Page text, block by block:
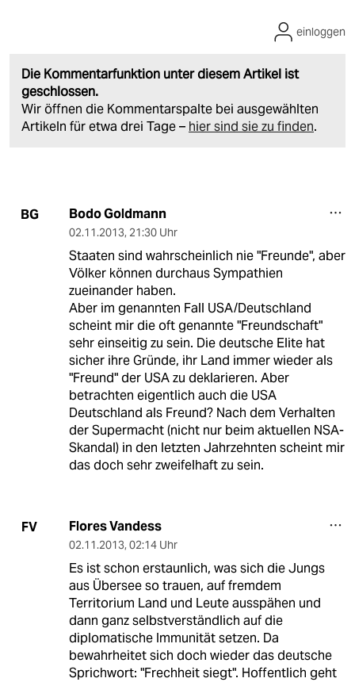
Die Kommentarfunktion unter diesem Artikel ist
geschlossen.
Wir öffnen die Kommentarspalte bei ausgewählten
Artikeln für etwa drei Tage – hier sind sie zu finden.
einloggen
BG Bodo Goldmann
02.11.2013, 21:30 Uhr
Staaten sind wahrscheinlich nie "Freunde", aber
Völker können durchaus Sympathien
zueinander haben.
Aber im genannten Fall USA/Deutschland
scheint mir die oft genannte "Freundschaft"
sehr einseitig zu sein. Die deutsche Elite hat
sicher ihre Gründe, ihr Land immer wieder als
"Freund" der USA zu deklarieren. Aber
betrachten eigentlich auch die USA
Deutschland als Freund? Nach dem Verhalten
der Supermacht (nicht nur beim aktuellen NSA-
Skandal) in den letzten Jahrzehnten scheint mir
das doch sehr zweifelhaft zu sein.
FV Flores Vandess
02.11.2013, 02:14 Uhr
Es ist schon erstaunlich, was sich die Jungs
aus Übersee so trauen, auf fremdem
Territorium Land und Leute ausspähen und
dann ganz selbstverständlich auf die
diplomatische Immunität setzen. Da
bewahrheitet sich doch wieder das deutsche
Sprichwort: "Frechheit siegt". Hoffentlich geht